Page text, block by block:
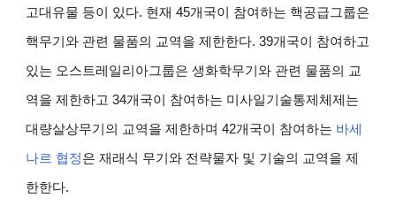
고대유물 등이 있다. 현재 45개국이 참여하는 핵공급그룹은
핵무기와 관련 물품의 교역을 제한한다. 39개국이 참여하고
있는 오스트레일리아그룹은 생화학무기와 관련 물품의 교
역을 제한하고 34개국이 참여하는 미사일기술통제체제는
대량살상무기의 교역을 제한하며 42개국이 참여하는 바세
나르 협정은 재래식 무기와 전략물자 및 기술의 교역을 제
한한다.